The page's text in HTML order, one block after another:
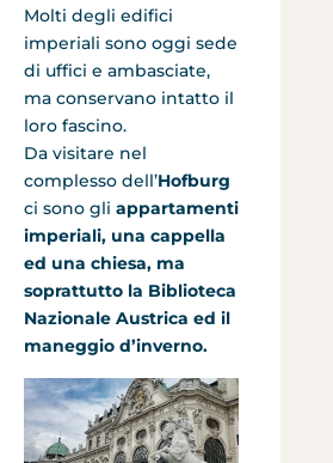
Molti degli edifici
imperiali sono oggi sede
di uffici e ambasciate,
ma conservano intatto il
loro fascino.
Da visitare nel
complesso dell’Hofburg
ci sono gli appartamenti
imperiali, una cappella
ed una chiesa, ma
soprattutto la Biblioteca
Nazionale Austrica ed il
maneggio d’inverno.